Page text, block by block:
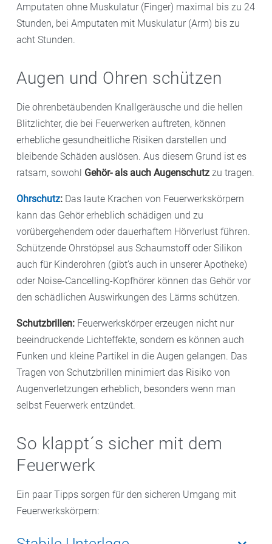
Amputaten ohne Muskulatur (Finger) maximal bis zu 24
Stunden, bei Amputaten mit Muskulatur (Arm) bis zu
acht Stunden.
Augen und Ohren schützen
Die ohrenbetäubenden Knallgeräusche und die hellen
Blitzlichter, die bei Feuerwerken auftreten, können
erhebliche gesundheitliche Risiken darstellen und
bleibende Schäden auslösen. Aus diesem Grund ist es
ratsam, sowohl Gehör- als auch Augenschutz zu tragen.
Ohrschutz: Das laute Krachen von Feuerwerkskörpern
kann das Gehör erheblich schädigen und zu
vorübergehendem oder dauerhaftem Hörverlust führen.
Schützende Ohrstöpsel aus Schaumstoff oder Silikon
auch für Kinderohren (gibt’s auch in unserer Apotheke)
oder Noise-Cancelling-Kopfhörer können das Gehör vor
den schädlichen Auswirkungen des Lärms schützen.
Schutzbrillen: Feuerwerkskörper erzeugen nicht nur
beeindruckende Lichteffekte, sondern es können auch
Funken und kleine Partikel in die Augen gelangen. Das
Tragen von Schutzbrillen minimiert das Risiko von
Augenverletzungen erheblich, besonders wenn man
selbst Feuerwerk entzündet.
So klappt´s sicher mit dem
Feuerwerk
Ein paar Tipps sorgen für den sicheren Umgang mit
Feuerwerkskörpern: